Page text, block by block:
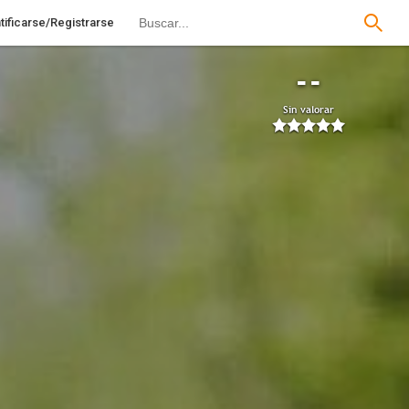
Registrarse
--
Sin valorar